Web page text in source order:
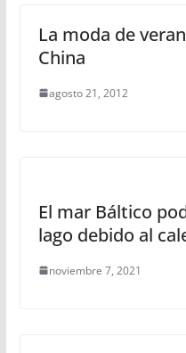
La moda de
China
agosto 21, 2012
El mar Báltico
lago debido al
noviembre 7, 2021